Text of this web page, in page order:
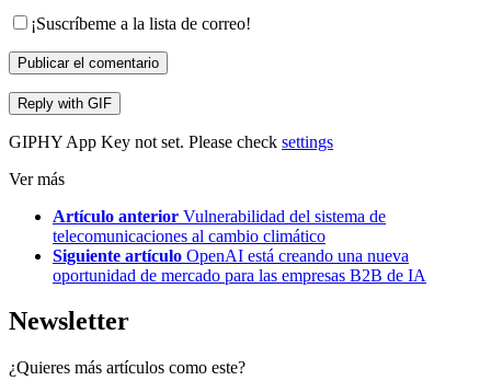
¡Suscríbeme a la lista de correo!
Publicar el comentario
Reply with GIF
GIPHY App Key not set. Please check settings
Ver más
Artículo anterior Vulnerabilidad del sistema de
telecomunicaciones al cambio climático
Siguiente artículo OpenAI está creando una nueva
oportunidad de mercado para las empresas B2B de IA
Newsletter
¿Quieres más artículos como este?